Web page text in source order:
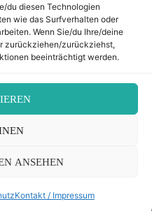
du diesen Technologien
wie das Surfverhalten oder
Wenn Sie/du Ihre/deine
zurückziehen/zurückziehst,
beeinträchtigt werden.
ANSEHEN
Kontakt / Impressum